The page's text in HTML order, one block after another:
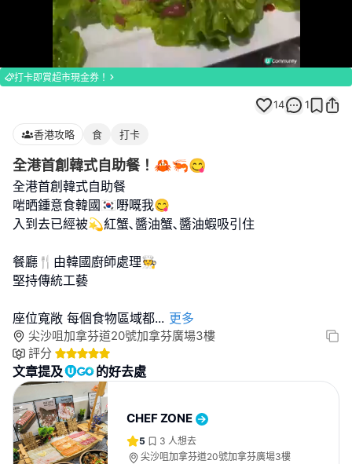
100.00%
打卡即賞超市現金券！
14 1
香港攻略 食 打卡
全港首創韓式自助餐！🦀🦐😋
全港首創韓式自助餐
啱晒鍾意食韓國🇰🇷嘢嘅我😋
入到去已經被💫紅蟹､醬油蟹､醬油蝦吸引住
餐廳🍴由韓國廚師處理🧑‍🍳
堅持傳統工藝
座位寬敞 每個食物區域都... 更多
尖沙咀加拿芬道20號加拿芬廣場3樓
評分
文章提及 的好去處
CHEF ZONE
5 3 人想去
尖沙咀加拿芬道20號加拿芬廣場3樓